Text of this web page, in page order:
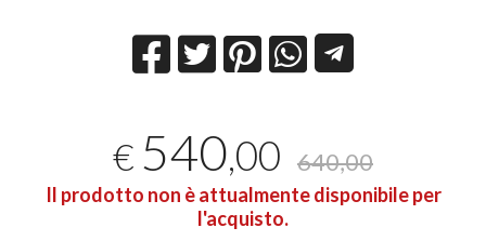
€ 540,00 640,00
Il prodotto non è attualmente disponibile per
l'acquisto.